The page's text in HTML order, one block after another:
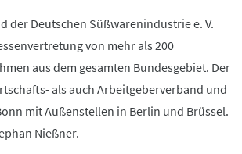
der Deutschen Süßwarenindustrie e. V.
von mehr als 200
aus dem gesamten Bundesgebiet. Der
als auch Arbeitgeberverband und
mit Außenstellen in Berlin und Brüssel.
Nießner.